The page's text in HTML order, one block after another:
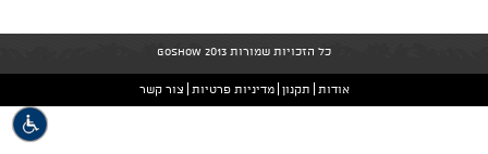
כל הזכויות שמורות GoShow 2013
אודות תקנון מדיניות פרטיות צור קשר